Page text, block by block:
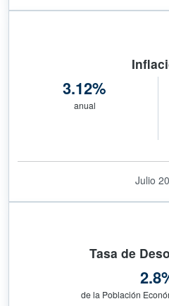
3.12%
anual
Julio
Tasa de
de la Población